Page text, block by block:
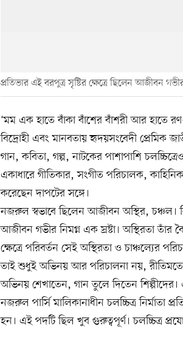
প্রতিভার এই বরপুত্র সৃষ্টির ক্ষেত্রে ছিলেন আজীবন
‘মম এক হাতে বাঁকা বাঁশের বাঁশরী আর হাতে
বিদ্রোহী এবং মানবতায় হৃদয়সংবেদী
গান, কবিতা, গল্প, নাটকের পাশাপাশি
একাধারে গীতিকার, সংগীত পরিচালক,
করেছেন দাপটের সঙ্গে।
নজরুল স্বভাবে ছিলেন আজীবন অস্থির, চঞ্চল।
আজীবন গভীর নিমগ্ন এক স্রষ্টা। অস্থিরতা তাঁর
ক্ষেত্রে পরিবর্তন সেই অস্থিরতা ও চাঞ্চল্যের
তাই শুধুই অভিনয় আর পরিচালনা নয়,
অভিনয় শেখাতেন, গান তুলে দিতেন
নজরুল পার্সি মালিকানাধীন চলচ্চিত্র নির্মাতা
হন। এই পদটি ছিল খুব গুরুত্বপূর্ণ। চলচ্চিত্র